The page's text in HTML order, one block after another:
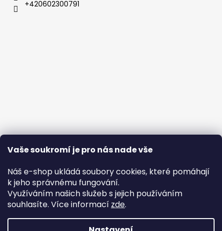
Vaše soukromí je pro nás nade vše
Náš e-shop ukládá soubory cookies, které pomáhají
k jeho správnému fungování.
Využíváním našich služeb s jejich používáním
souhlasíte. Více informací zde.
+420602300791